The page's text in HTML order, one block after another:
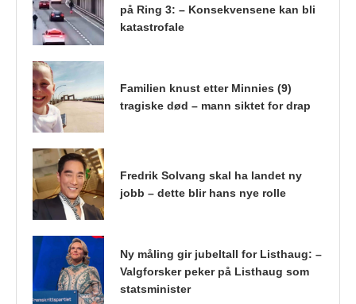
på Ring 3: – Konsekvensene kan bli
katastrofale
Familien knust etter Minnies (9)
tragiske død – mann siktet for drap
Fredrik Solvang skal ha landet ny
jobb – dette blir hans nye rolle
Ny måling gir jubeltall for Listhaug: –
Valgforsker peker på Listhaug som
statsminister